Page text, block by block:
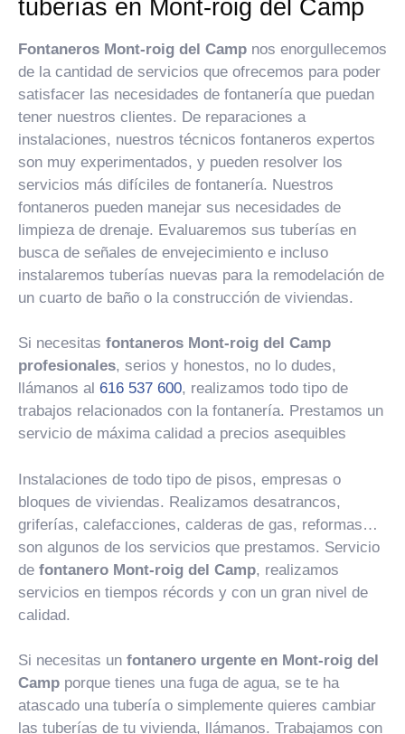
tuberías en Mont-roig del Camp
Fontaneros Mont-roig del Camp nos enorgullecemos
de la cantidad de servicios que ofrecemos para poder
satisfacer las necesidades de fontanería que puedan
tener nuestros clientes. De reparaciones a
instalaciones, nuestros técnicos fontaneros expertos
son muy experimentados, y pueden resolver los
servicios más difíciles de fontanería. Nuestros
fontaneros pueden manejar sus necesidades de
limpieza de drenaje. Evaluaremos sus tuberías en
busca de señales de envejecimiento e incluso
instalaremos tuberías nuevas para la remodelación de
un cuarto de baño o la construcción de viviendas.
Si necesitas fontaneros Mont-roig del Camp
profesionales, serios y honestos, no lo dudes,
llámanos al 616 537 600, realizamos todo tipo de
trabajos relacionados con la fontanería. Prestamos un
servicio de máxima calidad a precios asequibles
Instalaciones de todo tipo de pisos, empresas o
bloques de viviendas. Realizamos desatrancos,
griferías, calefacciones, calderas de gas, reformas…
son algunos de los servicios que prestamos. Servicio
de fontanero Mont-roig del Camp, realizamos
servicios en tiempos récords y con un gran nivel de
calidad.
Si necesitas un fontanero urgente en Mont-roig del
Camp porque tienes una fuga de agua, se te ha
atascado una tubería o simplemente quieres cambiar
las tuberías de tu vivienda, llámanos. Trabajamos con